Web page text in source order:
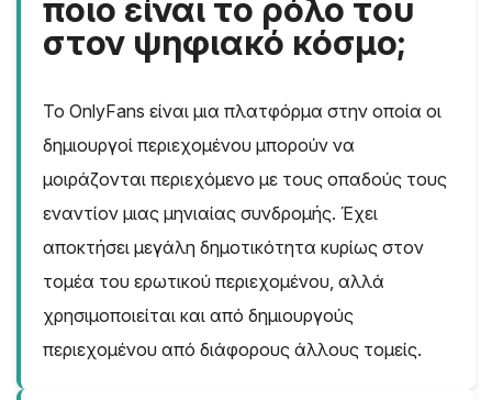
ποιο είναι το ρόλο του
στον ψηφιακό κόσμο;
Το OnlyFans είναι μια πλατφόρμα στην οποία οι
δημιουργοί περιεχομένου μπορούν να
μοιράζονται περιεχόμενο με τους οπαδούς τους
εναντίον μιας μηνιαίας συνδρομής. Έχει
αποκτήσει μεγάλη δημοτικότητα κυρίως στον
τομέα του ερωτικού περιεχομένου, αλλά
χρησιμοποιείται και από δημιουργούς
περιεχομένου από διάφορους άλλους τομείς.